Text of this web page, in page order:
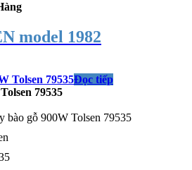
model 1982
Đọc tiếp
79535
bào gỗ 900W Tolsen 79535